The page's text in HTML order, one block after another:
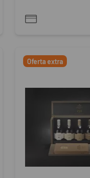
Oferta extra